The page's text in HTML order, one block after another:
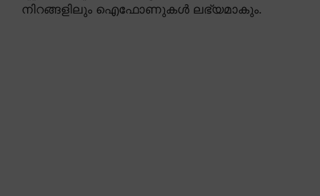
നിറങ്ങളിലും ഐഫോണുകൾ ലഭ്യമാകും.